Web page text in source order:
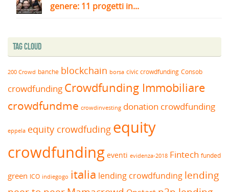
genere: 11 progetti in...
Tag Cloud
200 Crowd banche blockchain borsa civic crowdfunding Consob
crowdfunding Crowdfunding Immobiliare
crowdfundme crowdinvesting donation crowdfunding
eppela equity crowdfuding equity
crowdfunding eventi evidenza-2018 Fintech funded
green ICO indiegogo italia lending crowdfunding lending